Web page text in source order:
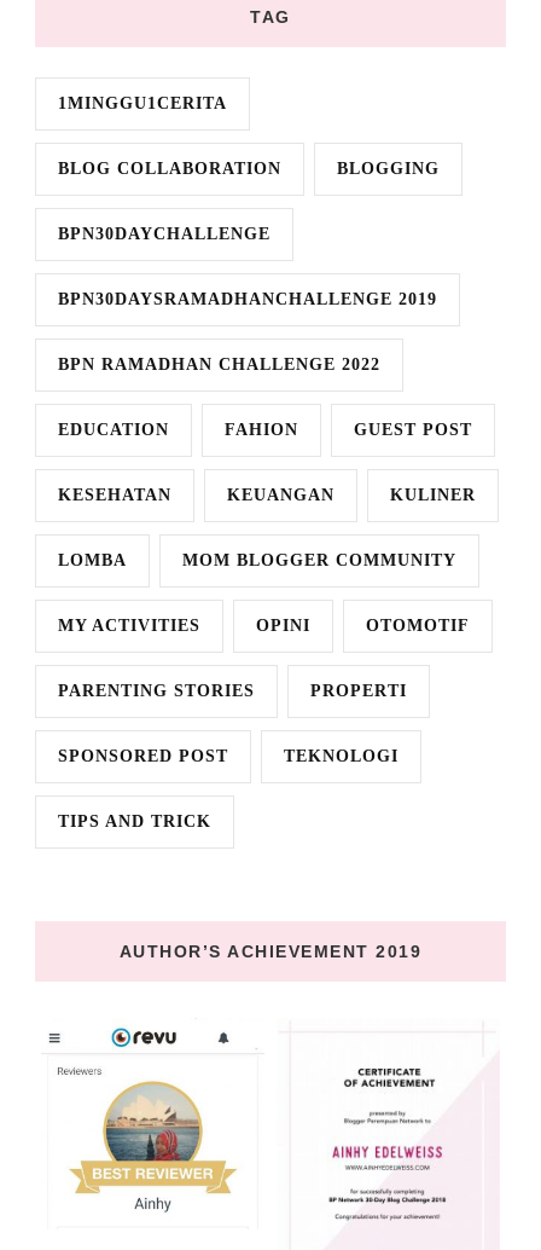
TAG
1MINGGU1CERITA
BLOG COLLABORATION BLOGGING
BPN30DAYCHALLENGE
BPN30DAYSRAMADHANCHALLENGE 2019
BPN RAMADHAN CHALLENGE 2022
EDUCATION FAHION GUEST POST
KESEHATAN KEUANGAN KULINER
LOMBA MOM BLOGGER COMMUNITY
MY ACTIVITIES OPINI OTOMOTIF
PARENTING STORIES PROPERTI
SPONSORED POST TEKNOLOGI
TIPS AND TRICK
AUTHOR’S ACHIEVEMENT 2019